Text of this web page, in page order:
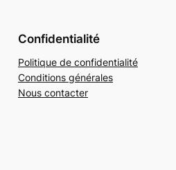
Confidentialité
Politique de confidentialité
Conditions générales
Nous contacter